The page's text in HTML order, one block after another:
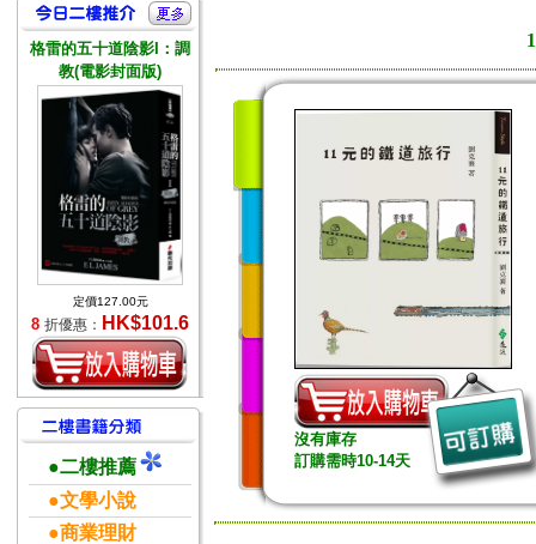
格雷的五十道陰影I：調
教(電影封面版)
定價127.00元
8 折優惠： HK$101.6
●二樓推薦
●文學小說
●商業理財
沒有庫存
訂購需時10-14天